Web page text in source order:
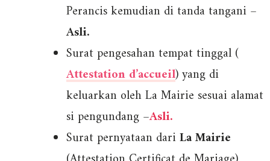
Perancis kemudian di tanda tangani –
Asli.
Surat pengesahan tempat tinggal (
Attestation d’accueil) yang di
keluarkan oleh La Mairie sesuai alamat
si pengundang –Asli.
Surat pernyataan dariLa Mairie